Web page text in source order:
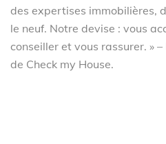
des expertises immobilières,
le neuf. Notre devise : vous
conseiller et vous rassurer. »
de Check my House.